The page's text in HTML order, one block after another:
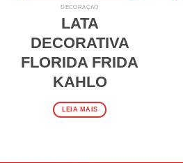
DECORAÇÃO
LATA
DECORATIVA
FLORIDA FRIDA
KAHLO
LEIA MAIS